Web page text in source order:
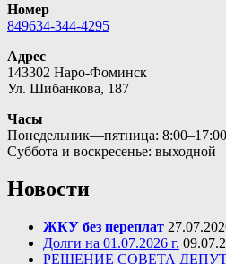
Номер
849634-344-4295
Адрес
143302 Наро-Фоминск
Ул. Шибанкова, 187
Часы
Понедельник—пятница: 8:00–17:00
Суббота и воскресенье: выходной
Новости
ЖКУ без переплат
Долги на 01.07.2026 г.
РЕШЕНИЕ СОВЕТА